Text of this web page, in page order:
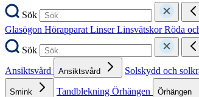
Sök
Glasögon Hörapparat LinserLinsvätskorRöda
Sök
Ansiktsvård
Ansiktsvård Solskydd och
Smink Tandblekning Örhängen Örhängen